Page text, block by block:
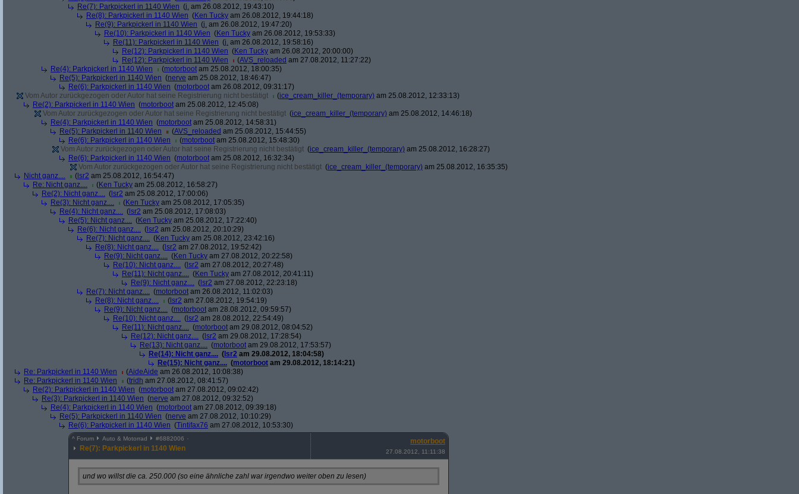
Re(7): Parkpickerl in 1140 Wien (j. am 26.08.2012, 19:43:10)
Re(8): Parkpickerl in 1140 Wien (Ken Tucky am 26.08.2012, 19:44:18)
Re(9): Parkpickerl in 1140 Wien (j. am 26.08.2012, 19:47:20)
Re(10): Parkpickerl in 1140 Wien (Ken Tucky am 26.08.2012, 19:53:33)
Re(11): Parkpickerl in 1140 Wien (j. am 26.08.2012, 19:58:16)
Re(12): Parkpickerl in 1140 Wien (Ken Tucky am 26.08.2012, 20:00:00)
Re(12): Parkpickerl in 1140 Wien
(AVS_reloaded am 27.08.2012, 11:27:22)
Re(4): Parkpickerl in 1140 Wien
(motorboot am 25.08.2012, 18:00:35)
Re(5): Parkpickerl in 1140 Wien (nerve am 25.08.2012, 18:46:47)
Re(6): Parkpickerl in 1140 Wien (motorboot am 26.08.2012, 09:31:17)
Vom Autor zurückgezogen oder Autor hat seine Registrierung nicht bestätigt
(ice_cream_killer_(temporary) am 25.08.2012, 12:33:13)
Re(2): Parkpickerl in 1140 Wien (motorboot am 25.08.2012, 12:45:08)
Vom Autor zurückgezogen oder Autor hat seine Registrierung nicht bestätigt (ice_cream_killer_(temporary) am 25.08.2012, 14:46:18)
Re(4): Parkpickerl in 1140 Wien (motorboot am 25.08.2012, 14:58:31)
Re(5): Parkpickerl in 1140 Wien
(AVS_reloaded am 25.08.2012, 15:44:55)
Re(6): Parkpickerl in 1140 Wien
(motorboot am 25.08.2012, 15:48:30)
Vom Autor zurückgezogen oder Autor hat seine Registrierung nicht bestätigt (ice_cream_killer_(temporary) am 25.08.2012, 16:28:27)
Re(6): Parkpickerl in 1140 Wien (motorboot am 25.08.2012, 16:32:34)
Vom Autor zurückgezogen oder Autor hat seine Registrierung nicht bestätigt (ice_cream_killer_(temporary) am 25.08.2012, 16:35:35)
Nicht ganz....
( lsr2 am 25.08.2012, 16:54:47)
Re: Nicht ganz....
(Ken Tucky am 25.08.2012, 16:58:27)
Re(2): Nicht ganz.... ( lsr2 am 25.08.2012, 17:00:06)
Re(3): Nicht ganz....
(Ken Tucky am 25.08.2012, 17:05:35)
Re(4): Nicht ganz.... ( lsr2 am 25.08.2012, 17:08:03)
Re(5): Nicht ganz.... (Ken Tucky am 25.08.2012, 17:22:40)
Re(6): Nicht ganz.... ( lsr2 am 25.08.2012, 20:10:29)
Re(7): Nicht ganz.... (Ken Tucky am 25.08.2012, 23:42:16)
Re(8): Nicht ganz.... ( lsr2 am 27.08.2012, 19:52:42)
Re(9): Nicht ganz.... (Ken Tucky am 27.08.2012, 20:22:58)
Re(10): Nicht ganz.... ( lsr2 am 27.08.2012, 20:27:48)
Re(11): Nicht ganz.... (Ken Tucky am 27.08.2012, 20:41:11)
Re(9): Nicht ganz.... ( lsr2 am 27.08.2012, 22:23:18)
Re(7): Nicht ganz.... (motorboot am 26.08.2012, 11:02:03)
Re(8): Nicht ganz....
( lsr2 am 27.08.2012, 19:54:19)
Re(9): Nicht ganz.... (motorboot am 28.08.2012, 09:59:57)
Re(10): Nicht ganz.... ( lsr2 am 28.08.2012, 22:54:49)
Re(11): Nicht ganz.... (motorboot am 29.08.2012, 08:04:52)
Re(12): Nicht ganz.... ( lsr2 am 29.08.2012, 17:28:54)
Re(13): Nicht ganz.... (motorboot am 29.08.2012, 17:53:57)
Re(14): Nicht ganz.... ( lsr2 am 29.08.2012, 18:04:58)
Re(15): Nicht ganz.... (motorboot am 29.08.2012, 18:14:21)
Re: Parkpickerl in 1140 Wien
(AideAide am 26.08.2012, 10:08:38)
Re: Parkpickerl in 1140 Wien
(tridh am 27.08.2012, 08:41:57)
Re(2): Parkpickerl in 1140 Wien (motorboot am 27.08.2012, 09:02:42)
Re(3): Parkpickerl in 1140 Wien (nerve am 27.08.2012, 09:32:52)
Re(4): Parkpickerl in 1140 Wien (motorboot am 27.08.2012, 09:39:18)
Re(5): Parkpickerl in 1140 Wien (nerve am 27.08.2012, 10:10:29)
Re(6): Parkpickerl in 1140 Wien (Tintifax76 am 27.08.2012, 10:53:30)
^ Forum Auto & Motorrad #6882006
Re(7): Parkpickerl in 1140 Wien
motorboot
27.08.2012, 11:11:38
und wo willst die ca. 250.000 (so eine ähnliche zahl war irgendwo weiter oben zu lesen)